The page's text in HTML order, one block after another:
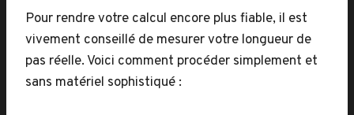
Pour rendre votre calcul encore plus fiable, il est
vivement conseillé de mesurer votre longueur de
pas réelle. Voici comment procéder simplement et
sans matériel sophistiqué :